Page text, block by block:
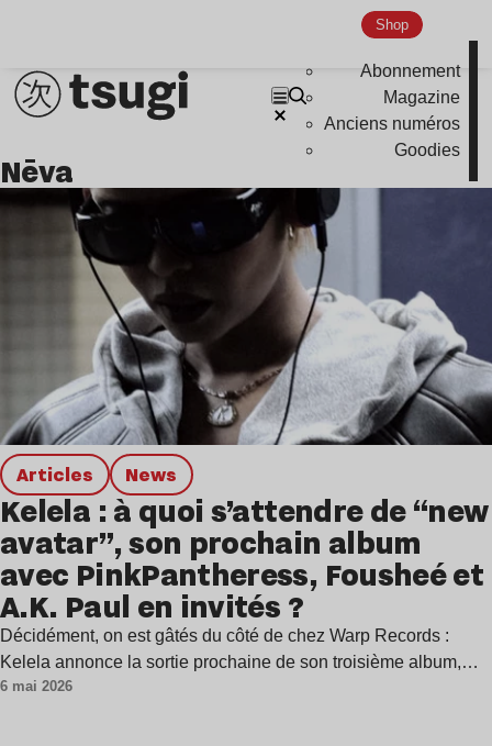
Shop
Abonnement
Magazine
Anciens numéros
Goodies
nēva
Articles news
Kelela : à quoi s’attendre de “new
avatar”, son prochain album
avec PinkPantheress, Fousheé et
A.K. Paul en invités ?
Décidément, on est gâtés du côté de chez Warp Records :
Kelela annonce la sortie prochaine de son troisième album,…
6 mai 2026